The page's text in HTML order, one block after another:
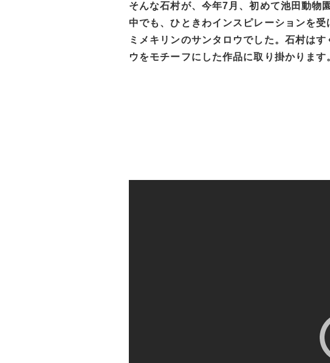
そんな石村が、今年7月、初めて池田動物
中でも、ひときわインスピレーションを受
ミメキリンのサンタロウでした。石村はす
ウをモチーフにした作品に取り掛かります